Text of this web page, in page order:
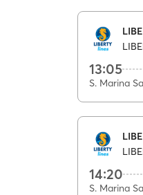
13:05
S. Marina
14:20
S. Marina